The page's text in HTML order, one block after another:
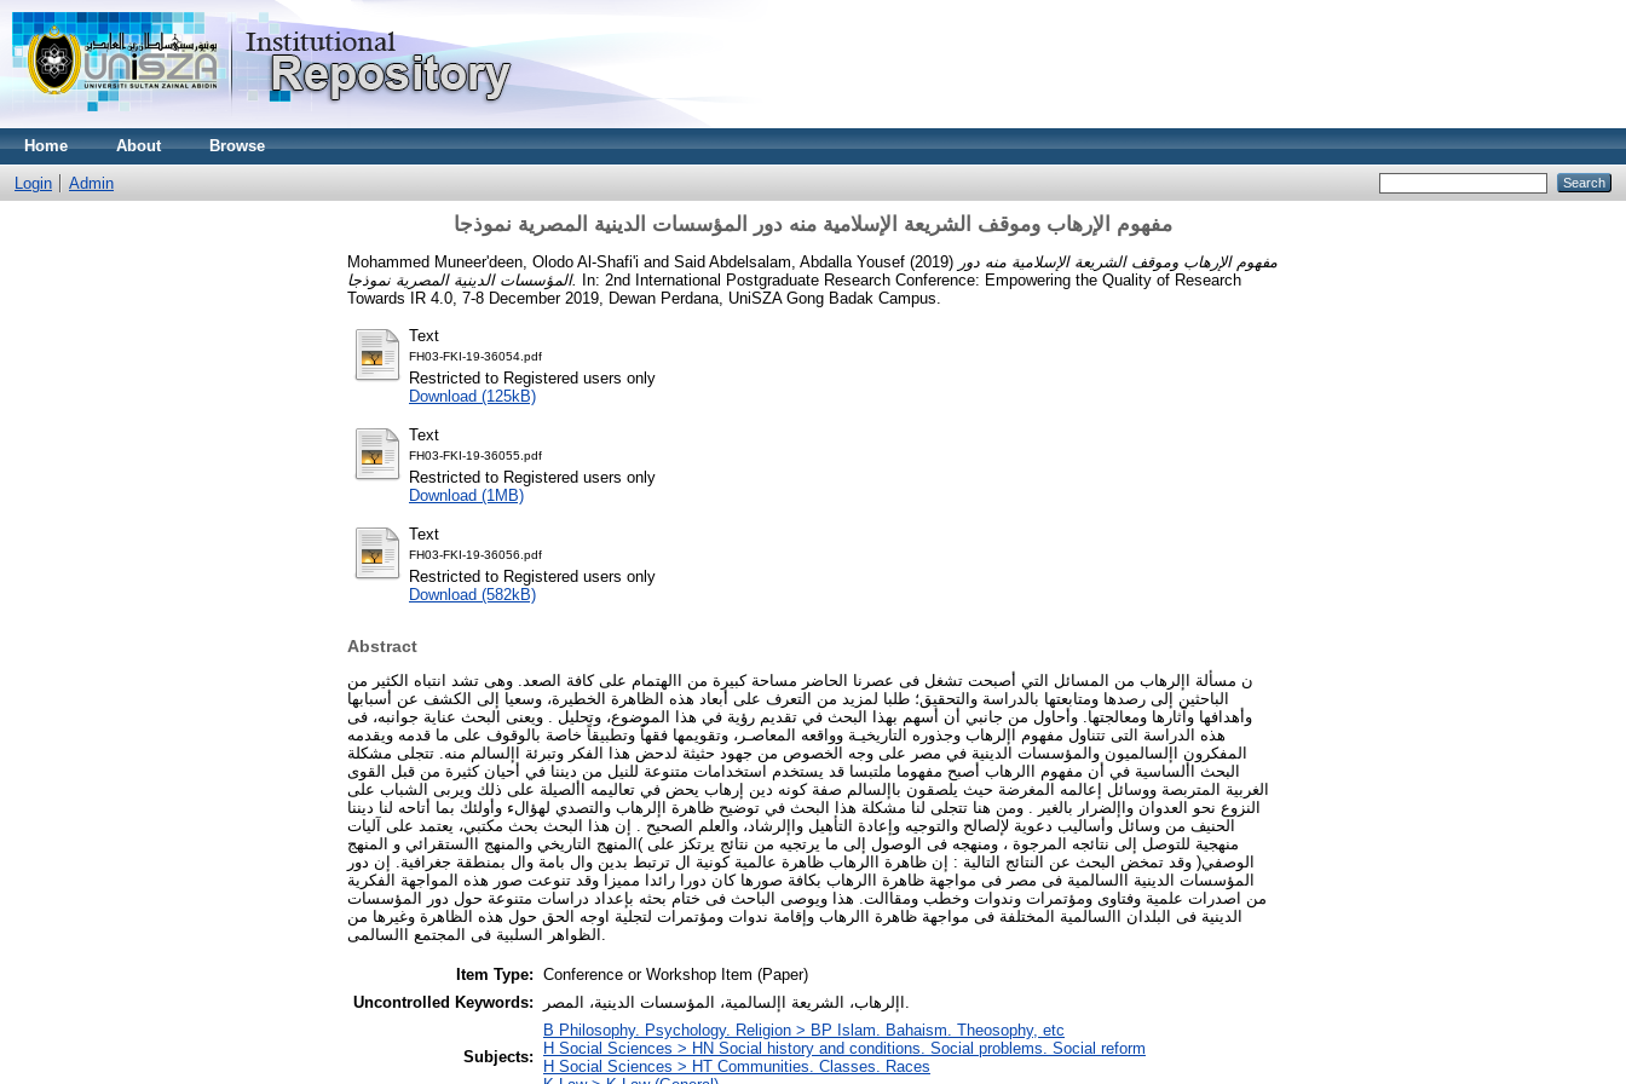
Home About Browse
Login Admin
مفهوم الإرهاب وموقف الشريعة الإسلامية منه دور المؤسسات الدينية المصرية نموذجا
Mohammed Muneer'deen, Olodo Al-Shafi'i and Said Abdelsalam, Abdalla Yousef (2019) مفهوم الإرهاب وموقف الشريعة الإسلامية منه دور
المؤسسات الدينية المصرية نموذجا.
In: 2nd International Postgraduate Research Conference: Empowering the Quality of Research
Towards IR 4.0, 7-8 December 2019, Dewan Perdana, UniSZA Gong Badak Campus.
Text
FH03-FKI-19-36054.pdf
Restricted to Registered users only
Download (125kB)
Text
FH03-FKI-19-36055.pdf
Restricted to Registered users only
Download (1MB)
Text
FH03-FKI-19-36056.pdf
Restricted to Registered users only
Download (582kB)
Abstract
ن مسألة اإلرهاب من المسائل التي أصبحت تشغل فى عصرنا الحاضر مساحة كبيرة من االهتمام على كافة الصعد. وهى تشد انتباه الكثير من
الباحثين إلى رصدها ومتابعتها بالدراسة والتحقيق؛ طلبا لمزيد من التعرف على أبعاد هذه الظاهرة الخطيرة، وسعيا إلى الكشف عن أسبابها
وأهدافها وآثارها ومعالجتها. وأحاول من جانبي أن أسهم بهذا البحث في تقديم رؤية في هذا الموضوع، وتحليل . ويعنى البحث عناية جوانبه، فى
هذه الدراسة التى تتناول مفهوم اإلرهاب وجذوره التاريخيـة وواقعه المعاصـر، وتقويمها فقهاً وتطبيقاً خاصة بالوقوف على ما قدمه ويقدمه
المفكرون اإلسالميون والمؤسسات الدينية في مصر على وجه الخصوص من جهود حثيثة لدحض هذا الفكر وتبرئة اإلسالم منه. تتجلى مشكلة
البحث األساسية في أن مفهوم االرهاب أصبح مفهوما ملتبسا قد يستخدم استخدامات متنوعة للنيل من ديننا في أحيان كثيرة من قبل القوى
الغربية المتربصة ووسائل إعالمه المغرضة حيث يلصقون باإلسالم صفة كونه دين إرهاب يحض في تعاليمه األصيلة على ذلك ويربى الشباب على
النزوع نحو العدوان واإلضرار بالغير . ومن هنا تتجلى لنا مشكلة هذا البحث في توضيح ظاهرة اإلرهاب والتصدي لهؤالء وأولئك بما أتاحه لنا ديننا
الحنيف من وسائل وأساليب دعوية لإلصالح والتوجيه وإعادة التأهيل واإلرشاد، والعلم الصحيح . إن هذا البحث بحث مكتبي، يعتمد على آليات
منهجية للتوصل إلى نتائجه المرجوة ، ومنهجه فى الوصول إلى ما يرتجيه من نتائج يرتكز على )المنهج التاريخي والمنهج االستقرائي و المنهج
الوصفي( وقد تمخض البحث عن النتائج التالية : إن ظاهرة االرهاب ظاهرة عالمية كونية ال ترتبط بدين وال بامة وال بمنطقة جغرافية. إن دور
المؤسسات الدينية االسالمية فى مصر فى مواجهة ظاهرة االرهاب بكافة صورها كان دورا رائدا مميزا وقد تنوعت صور هذه المواجهة الفكرية
من اصدرات علمية وفتاوى ومؤتمرات وندوات وخطب ومقاالت. هذا ويوصى الباحث فى ختام بحثه بإعداد دراسات متنوعة حول دور المؤسسات
الدينية فى البلدان االسالمية المختلفة فى مواجهة ظاهرة االرهاب وإقامة ندوات ومؤتمرات لتجلية اوجه الحق حول هذه الظاهرة وغيرها من
الظواهر السلبية فى المجتمع االسالمى.
Item Type: Conference or Workshop Item (Paper)
Uncontrolled Keywords:
Subjects:
B Philosophy. Psychology. Religion > BP Islam. Bahaism. Theosophy, etc
H Social Sciences > HN Social history and conditions. Social problems. Social reform
H Social Sciences > HT Communities. Classes. Races